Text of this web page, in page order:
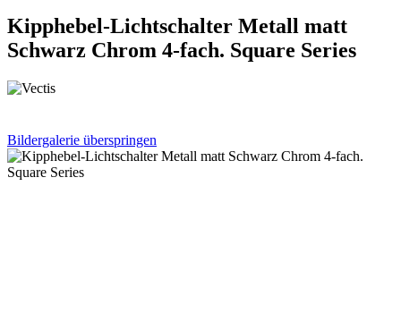
Kipphebel-Lichtschalter Metall matt
Schwarz Chrom 4-fach. Square Series
Bildergalerie überspringen